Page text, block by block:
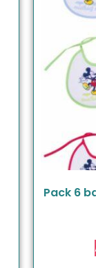
Pack 6